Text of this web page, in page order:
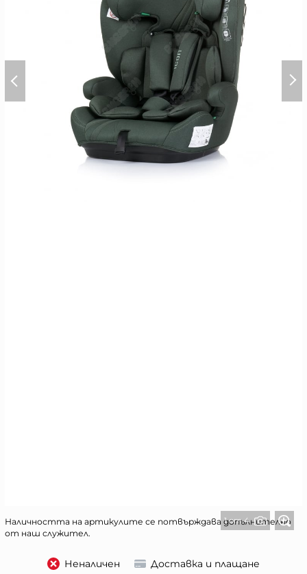
1 от 4
Наличността на артикулите се потвърждава допълнително
от наш служител.
Неналичен Доставка и плащане